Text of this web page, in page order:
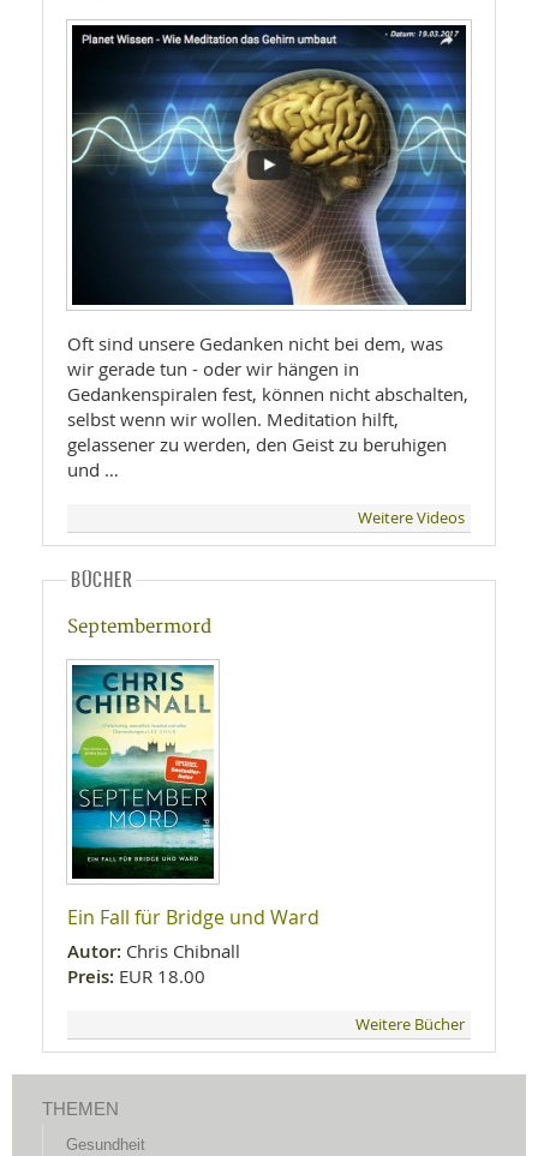
Oft sind unsere Gedanken nicht bei dem, was
wir gerade tun - oder wir hängen in
Gedankenspiralen fest, können nicht abschalten,
selbst wenn wir wollen. Meditation hilft,
gelassener zu werden, den Geist zu beruhigen
und …
Weitere Videos
BÜCHER
Septembermord
Ein Fall für Bridge und Ward
Autor: Chris Chibnall
Preis: EUR 18.00
Weitere Bücher
THEMEN
Gesundheit